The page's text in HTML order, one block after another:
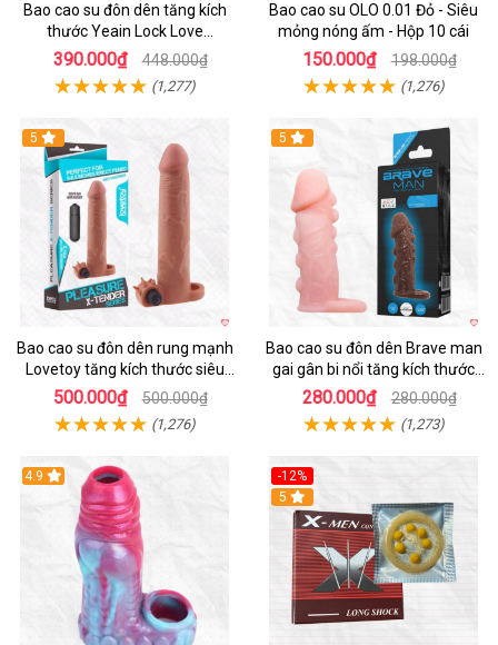
Bao cao su đôn dên tăng kích
thước Yeain Lock Love
Raytheon
390.000₫ 448.000₫
(1,277)
Bao cao su OLO 0.01 Đỏ - Siêu
mỏng nóng ấm - Hộp 10 cái
150.000₫ 198.000₫
(1,276)
5
Bao cao su đôn dên rung mạnh
Lovetoy tăng kích thước siêu
phê
500.000₫ 500.000₫
(1,276)
5
Bao cao su đôn dên Brave man
gai gân bi nổi tăng kích thước
kéo dài thời gian
280.000₫ 280.000₫
(1,273)
4.9
-12%
Hot
5